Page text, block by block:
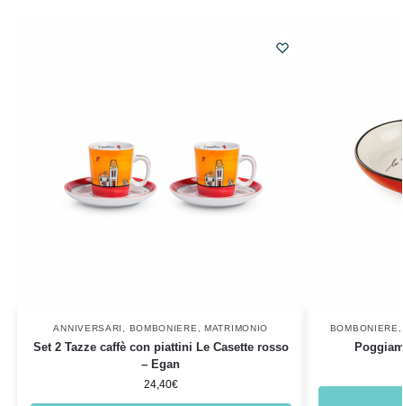
ANNIVERSARI , BOMBONIERE, MATRIMONIO
Set 2 Tazze caffè con piattini Le Casette rosso
– Egan
24,40€
BOMBONIERE